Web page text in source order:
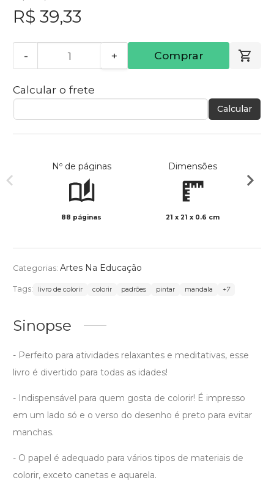
R$ 39,33
- + Comprar
Calcular o frete
Calcular
Nº de páginas
88 páginas
Dimensões
21 x 21 x 0.6 cm
Categorias: Artes Na Educação
Tags: livro de colorir colorir padrões pintar mandala +7
Sinopse
- Perfeito para atividades relaxantes e meditativas, esse
livro é divertido para todas as idades!
- Indispensável para quem gosta de colorir! É impresso
em um lado só e o verso do desenho é preto para evitar
manchas.
- O papel é adequado para vários tipos de materiais de
colorir, exceto canetas e aquarela.